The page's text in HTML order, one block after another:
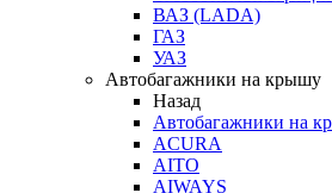
ВАЗ (LADA)
ГАЗ
УАЗ
Автобагажники на крышу
Назад
Автобагажники на
ACURA
AITO
AIWAYS